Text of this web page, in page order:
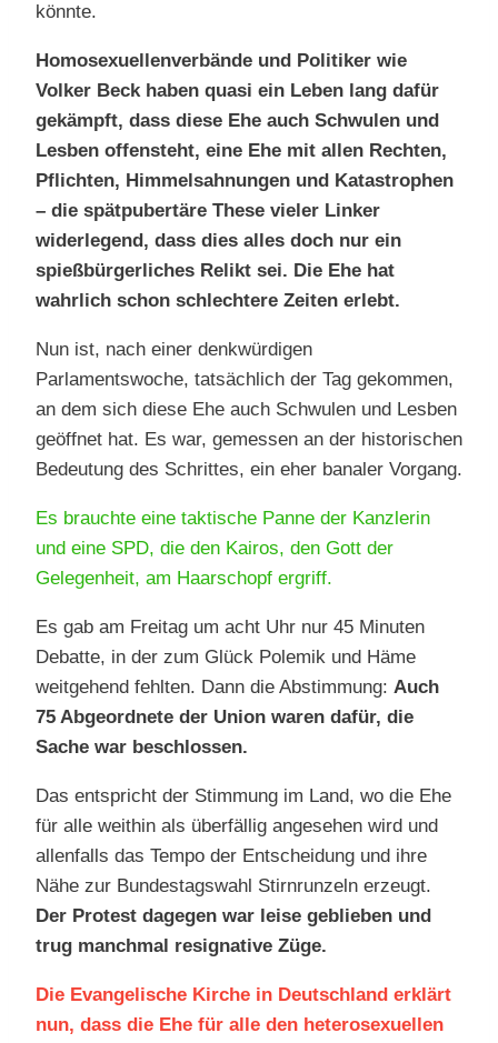
könnte.
Homosexuellenverbände und Politiker wie
Volker Beck haben quasi ein Leben lang dafür
gekämpft, dass diese Ehe auch Schwulen und
Lesben offensteht, eine Ehe mit allen Rechten,
Pflichten, Himmelsahnungen und Katastrophen
– die spätpubertäre These vieler Linker
widerlegend, dass dies alles doch nur ein
spießbürgerliches Relikt sei. Die Ehe hat
wahrlich schon schlechtere Zeiten erlebt.
Nun ist, nach einer denkwürdigen
Parlamentswoche, tatsächlich der Tag gekommen,
an dem sich diese Ehe auch Schwulen und Lesben
geöffnet hat. Es war, gemessen an der historischen
Bedeutung des Schrittes, ein eher banaler Vorgang.
Es brauchte eine taktische Panne der Kanzlerin
und eine SPD, die den Kairos, den Gott der
Gelegenheit, am Haarschopf ergriff.
Es gab am Freitag um acht Uhr nur 45 Minuten
Debatte, in der zum Glück Polemik und Häme
weitgehend fehlten. Dann die Abstimmung: Auch
75 Abgeordnete der Union waren dafür, die
Sache war beschlossen.
Das entspricht der Stimmung im Land, wo die Ehe
für alle weithin als überfällig angesehen wird und
allenfalls das Tempo der Entscheidung und ihre
Nähe zur Bundestagswahl Stirnrunzeln erzeugt.
Der Protest dagegen war leise geblieben und
trug manchmal resignative Züge.
Die Evangelische Kirche in Deutschland erklärt
nun, dass die Ehe für alle den heterosexuellen